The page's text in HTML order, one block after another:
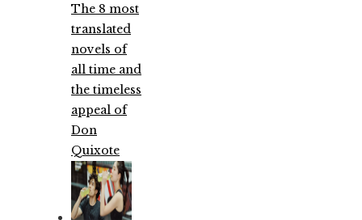
The 8 most
translated
novels of
all time and
the timeless
appeal of
Don
Quixote